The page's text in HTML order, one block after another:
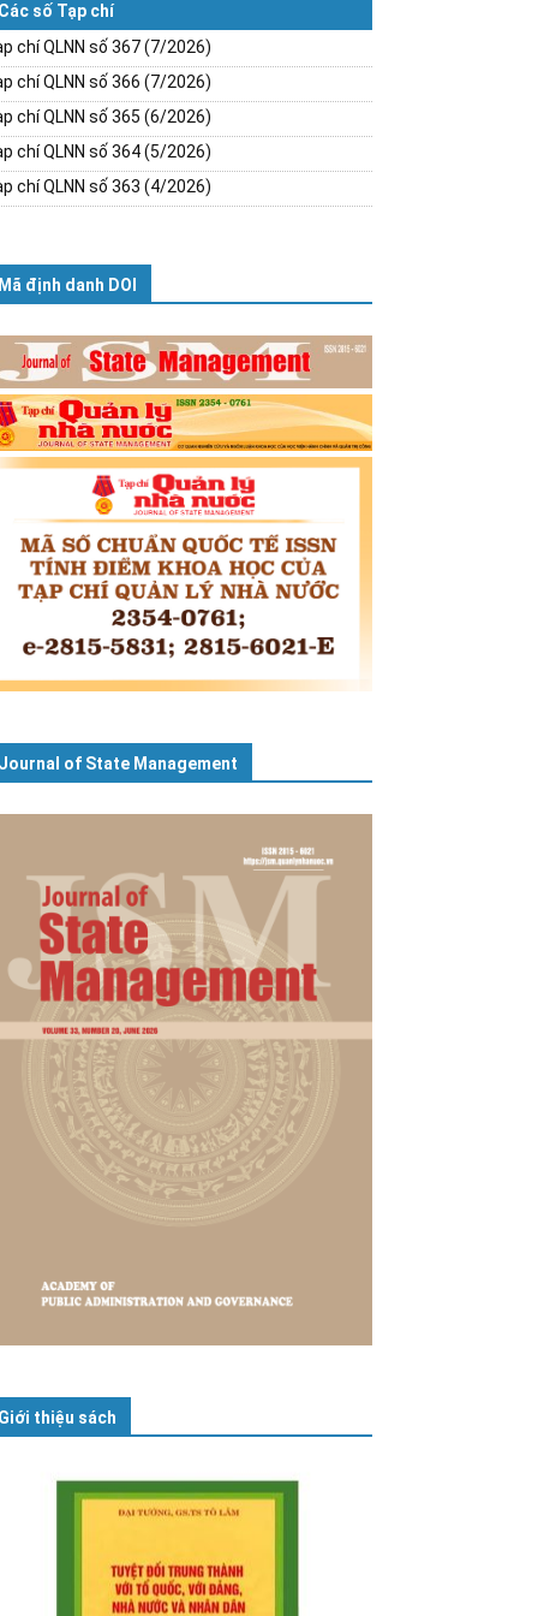
Các số Tạp chí
chí QLNN số 367 (7/2026)
chí QLNN số 366 (7/2026)
chí QLNN số 365 (6/2026)
chí QLNN số 364 (5/2026)
chí QLNN số 363 (4/2026)
Mã định danh DOI
Journal of State Management
Giới thiệu sách